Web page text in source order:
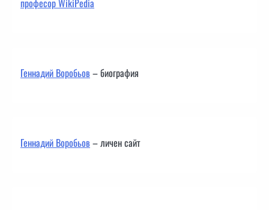
професор WikiPedia
Геннадий Воробьов– биография
Геннадий Воробьов– личен сайт